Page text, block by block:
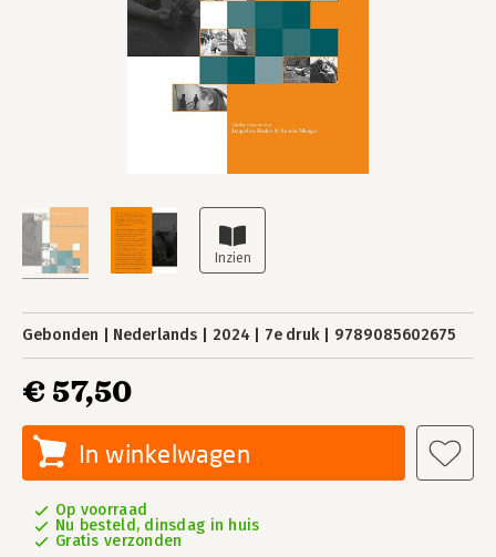
Gebonden Nederlands 2024 7e druk 9789085602675
€ 57,50
In winkelwagen
Op voorraad
Nu besteld, dinsdag in huis
Gratis verzonden